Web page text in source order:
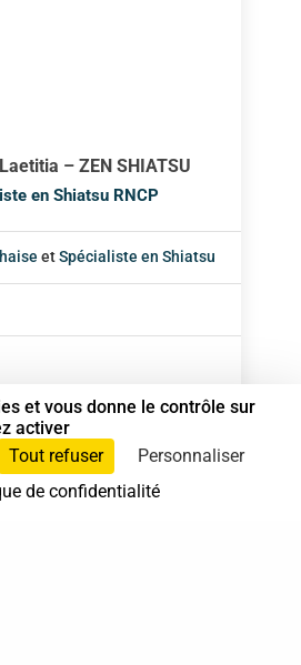
– ZEN SHIATSU
en Shiatsu RNCP
etSpécialiste en Shiatsu
Rhône-Alpes
En cabinet
et vous donne le contrôle sur
activer
Tout refuser
Personnaliser
de confidentialité